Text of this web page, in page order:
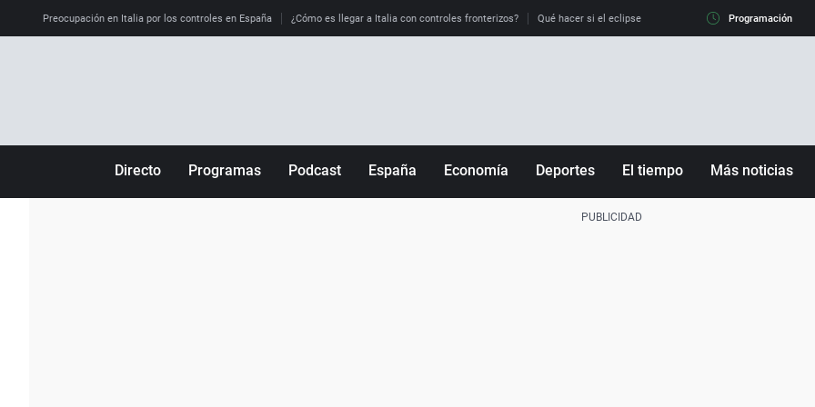
Preocupación en Italia por los controles en España ¿Cómo es llegar a Italia con controles fronterizos? Qué hacer si el eclipse me pilla conduciendo Qué tiempo
Programación
Directo Programas Podcast España Economía Deportes El tiempo Más noticias